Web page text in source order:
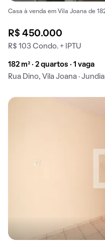
Casa à venda em Vila Joana de
R$ 450.000
R$ 103 Condo. + IPTU
182 m² · 2 quartos · 1 vaga
Rua Dino, Vila Joana ·